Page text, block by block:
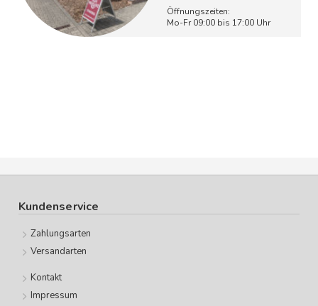
Öffnungszeiten:
Mo-Fr 09:00 bis 17:00 Uhr
Kundenservice
Zahlungsarten
Versandarten
Kontakt
Impressum